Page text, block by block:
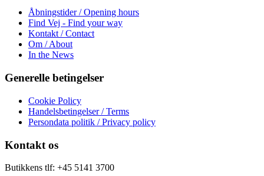
Åbningstider / Opening hours
Find Vej - Find your way
Kontakt / Contact
Om / About
In the News
Generelle betingelser
Cookie Policy
Handelsbetingelser / Terms
Persondata politik / Privacy policy
Kontakt os
Butikkens tlf: +45 5141 3700